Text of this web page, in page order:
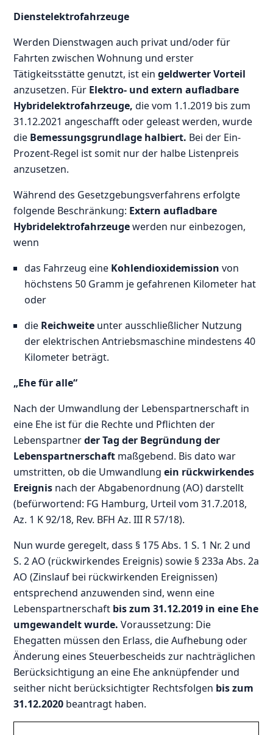
Dienstelektrofahrzeuge
Werden Dienstwagen auch privat und/oder für
Fahrten zwischen Wohnung und erster
Tätigkeitsstätte genutzt, ist eingeldwerter Vorteil
anzusetzen. Für Elektro- und extern aufladbare
Hybridelektrofahrzeuge, die vom 1.1.2019 bis zum
31.12.2021 angeschafft oder geleast werden, wurde
die Bemessungsgrundlage halbiert. Bei der Ein-
Prozent-Regel ist somit nur der halbe Listenpreis
anzusetzen.
Während des Gesetzgebungsverfahrens erfolgte
folgende Beschränkung: Extern aufladbare
Hybridelektrofahrzeugewerden nur einbezogen,
wenn
das Fahrzeug eine Kohlendioxidemission von
höchstens 50 Gramm je gefahrenen Kilometer hat
oder
die Reichweite unter ausschließlicher Nutzung
der elektrischen Antriebsmaschine mindestens 40
Kilometer beträgt.
„Ehe für alle“
Nach der Umwandlung der Lebenspartnerschaft in
eine Ehe ist für die Rechte und Pflichten der
Lebenspartnerder Tag der Begründung der
Lebenspartnerschaft maßgebend. Bis dato war
umstritten, ob die Umwandlungein rückwirkendes
Ereignis nach der Abgabenordnung (AO) darstellt
(befürwortend: FG Hamburg, Urteil vom 31.7.2018,
Az. 1 K 92/18, Rev. BFH Az. III R 57/18).
Nun wurde geregelt, dass § 175 Abs. 1 S. 1 Nr. 2 und
S. 2 AO (rückwirkendes Ereignis) sowie § 233a Abs. 2a
AO (Zinslauf bei rückwirkenden Ereignissen)
entsprechend anzuwenden sind, wenn eine
Lebenspartnerschaft bis zum 31.12.2019 in eine Ehe
umgewandelt wurde. Voraussetzung: Die
Ehegatten müssen den Erlass, die Aufhebung oder
Änderung eines Steuerbescheids zur nachträglichen
Berücksichtigung an eine Ehe anknüpfender und
seither nicht berücksichtigter Rechtsfolgen bis zum
31.12.2020 beantragt haben.